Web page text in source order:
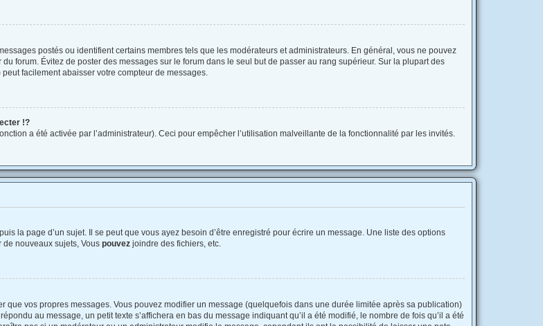
postés ou identifient certains membres tels que les modérateurs et administrateurs. En général, vous ne pouvez
forum. Évitez de poster des messages sur le forum dans le seul but de passer au rang supérieur. Sur la plupart des
facilement abaisser votre compteur de messages.
!?
a été activée par l’administrateur). Ceci pour empêcher l’utilisation malveillante de la fonctionnalité par les invités.
la page d’un sujet. Il se peut que vous ayez besoin d’être enregistré pour écrire un message. Une liste des options
de nouveaux sujets, Vous pouvez joindre des fichiers, etc.
que vos propres messages. Vous pouvez modifier un message (quelquefois dans une durée limitée après sa publication)
au message, un petit texte s’affichera en bas du message indiquant qu’il a été modifié, le nombre de fois qu’il a été